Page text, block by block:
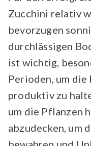
Zucchini relativ
bevorzugen
durchlässigen
ist wichtig,
Perioden, um die
produktiv zu
um die Pflanzen
abzudecken, um